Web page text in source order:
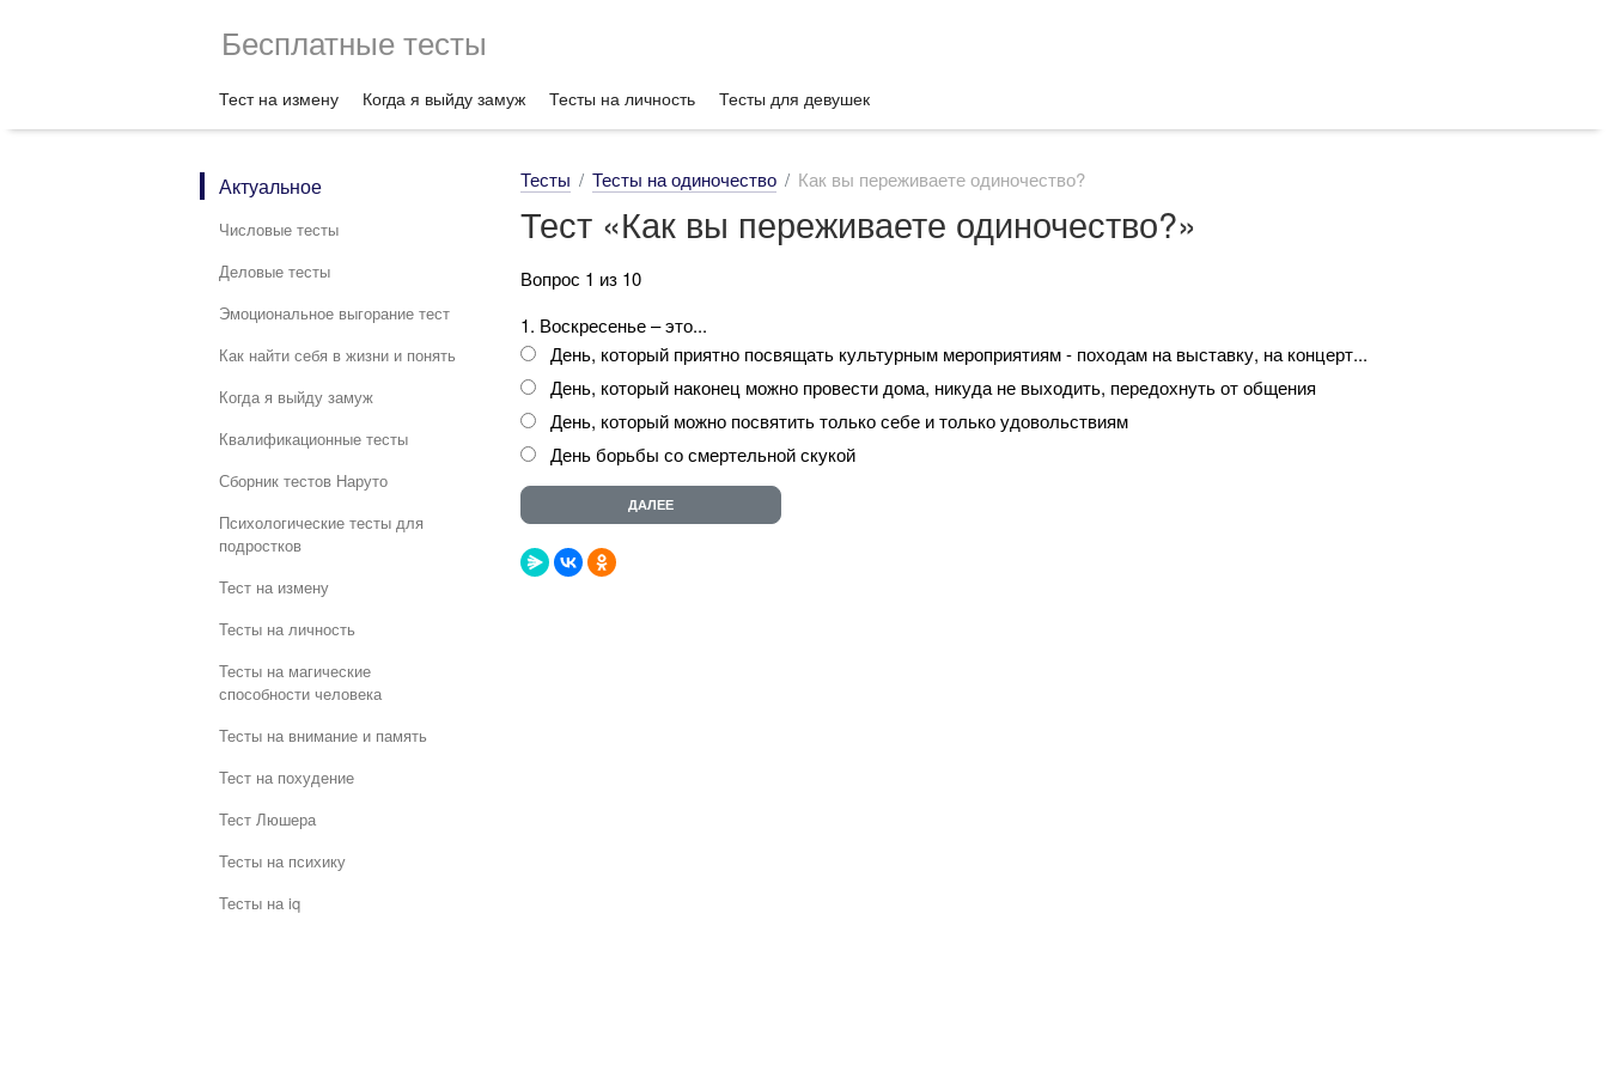
Бесплатные тесты
Тест на измену Когда я выйду замуж Тесты на личность Тесты для девушек
Актуальное
Числовые тесты
Деловые тесты
Эмоциональное выгорание тест
Как найти себя в жизни и понять
Когда я выйду замуж
Квалификационные тесты
Сборник тестов Наруто
Психологические тесты для
подростков
Тест на измену
Тесты на личность
Тесты на магические
способности человека
Тесты на внимание и память
Тест на похудение
Тест Люшера
Тесты на психику
Тесты на iq
Тесты Тесты на одиночество Как вы переживаете одиночество?
Тест «Как вы переживаете одиночество?»
Вопрос 1 из 10
1. Воскресенье – это...
День, который приятно посвящать культурным мероприятиям - походам на выставку, на концерт...
День, который наконец можно провести дома, никуда не выходить, передохнуть от общения
День, который можно посвятить только себе и только удовольствиям
День борьбы со смертельной скукой